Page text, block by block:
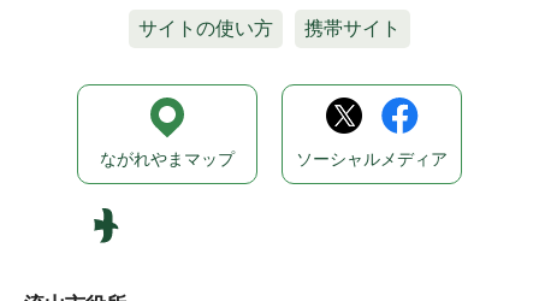
サイトの使い方 携帯サイト
ながれやまマップ ソーシャルメディア